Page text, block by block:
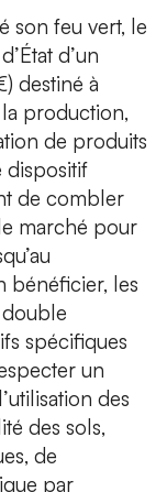
son feu vert, le
d’un
destiné à
production,
de produits
dispositif
de combler
marché pour
bénéficier, les
spécifiques
un
des
des sols,
de
par